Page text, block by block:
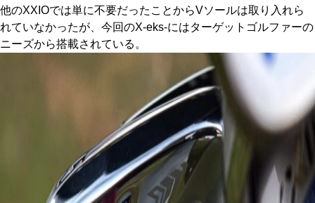
他のXXIOでは単に不要だったことからVソールは取り入れら
れていなかったが、今回のX-eks-にはターゲットゴルファーの
ニーズから搭載されている。